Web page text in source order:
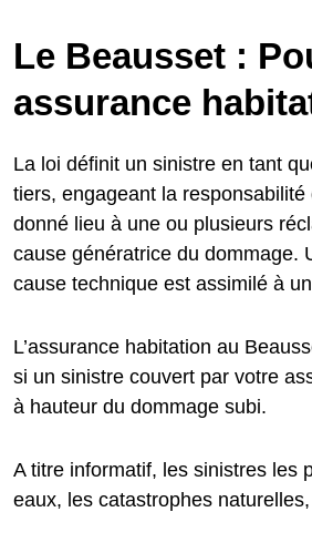
Le Beausset :
assurance
La loi définit un sinistre en tant
tiers, engageant la
donné lieu à une ou plusieurs
cause génératrice du dommage.
cause technique est assimilé à
L’assurance habitation au
si un sinistre couvert par votre
à hauteur du dommage subi.
A titre informatif, les sinistres les
eaux, les catastrophes